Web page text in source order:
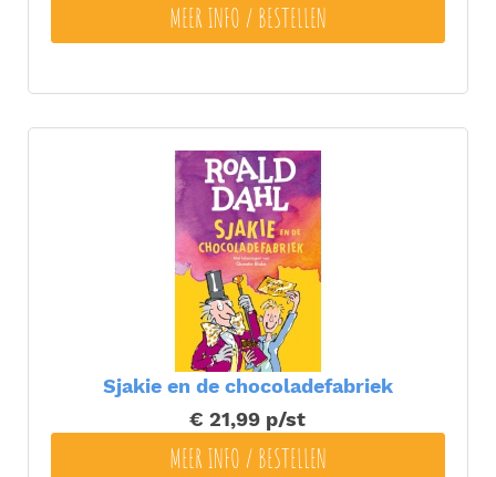
MEER INFO / BESTELLEN
Sjakie en de chocoladefabriek
€ 21,99 p/st
MEER INFO / BESTELLEN